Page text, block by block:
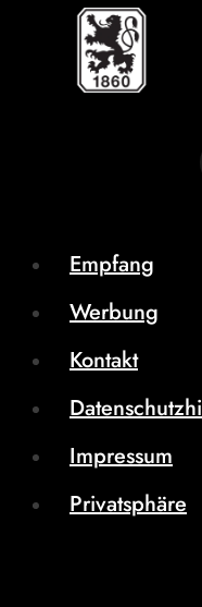
Empfang
Werbung
Kontakt
Impressum
Privatsphäre